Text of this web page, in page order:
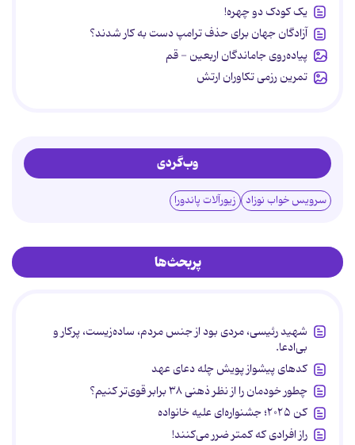
یک کودک دو چهره!
آزادگان جهان برای حذف ترامپ دست به کار شدند؟
پیاده‌روی جاماندگان اربعین - قم
تمرین رزمی تکاوران ارتش
وب‌گردی
سرویس خواب نوزاد زیورآلات پاندورا
پربحث‌ها
شهید رئیسی، مردی بود از جنس مردم، ساده‌زیست، پرکار و
بی‌ادعا.
کدهای پیشواز پویش چله دعای عهد
چطور خودمان را از نظر ذهنی ۳۸ برابر قوی‌تر کنیم؟
کن ۲۰۲۵؛ جشنواره‌ای علیه خانواده
راز افرادی که کمتر ضرر می‌کنند!